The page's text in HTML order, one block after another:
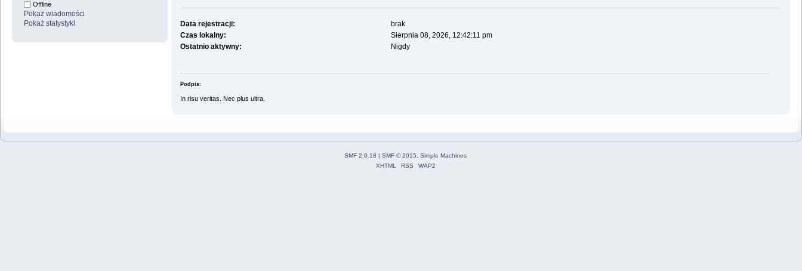
Offline
Pokaż wiadomości
Pokaż statystyki
Data rejestracji:
brak
Czas lokalny:
Sierpnia 08, 2026, 12:42:11 pm
Ostatnio aktywny:
Nigdy
Podpis:
In risu veritas. Nec plus ultra.
SMF 2.0.18 | SMF © 2015
Simple Machines
XHTML
RSS WAP2